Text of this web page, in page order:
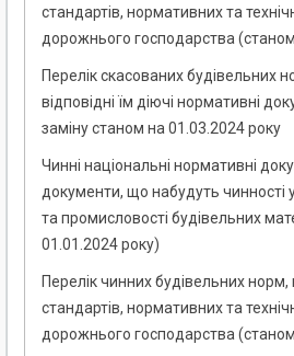
стандартів, нормативних та
дорожнього господарства
Перелік скасованих будівельних
відповідні їм діючі нормативні
заміну станом на 01.03.2024 року
Чинні національні нормативні
документи, що набудуть чинності
та промисловості будівельних
01.01.2024 року)
Перелік чинних будівельних
стандартів, нормативних та
дорожнього господарства